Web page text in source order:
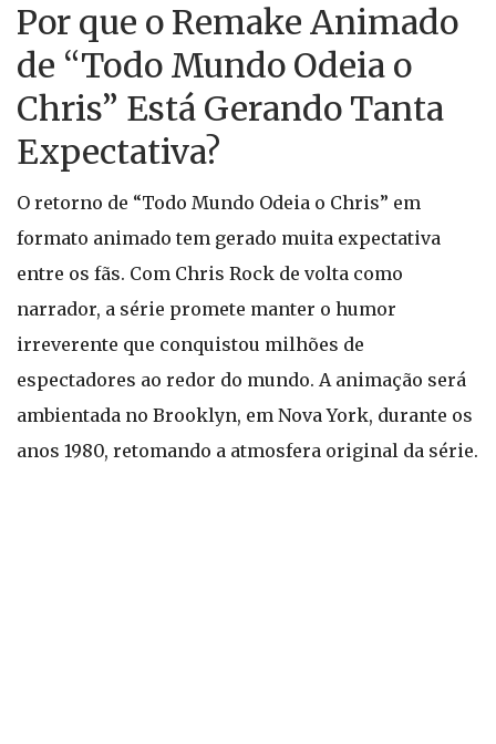
Por que o Remake Animado
de “Todo Mundo Odeia o
Chris” Está Gerando Tanta
Expectativa?
O retorno de “Todo Mundo Odeia o Chris” em
formato animado tem gerado muita expectativa
entre os fãs. Com Chris Rock de volta como
narrador, a série promete manter o humor
irreverente que conquistou milhões de
espectadores ao redor do mundo. A animação será
ambientada no Brooklyn, em Nova York, durante os
anos 1980, retomando a atmosfera original da série.